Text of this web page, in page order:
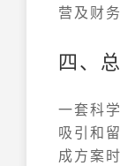
营及财
四、
一套科
吸引和
成方案